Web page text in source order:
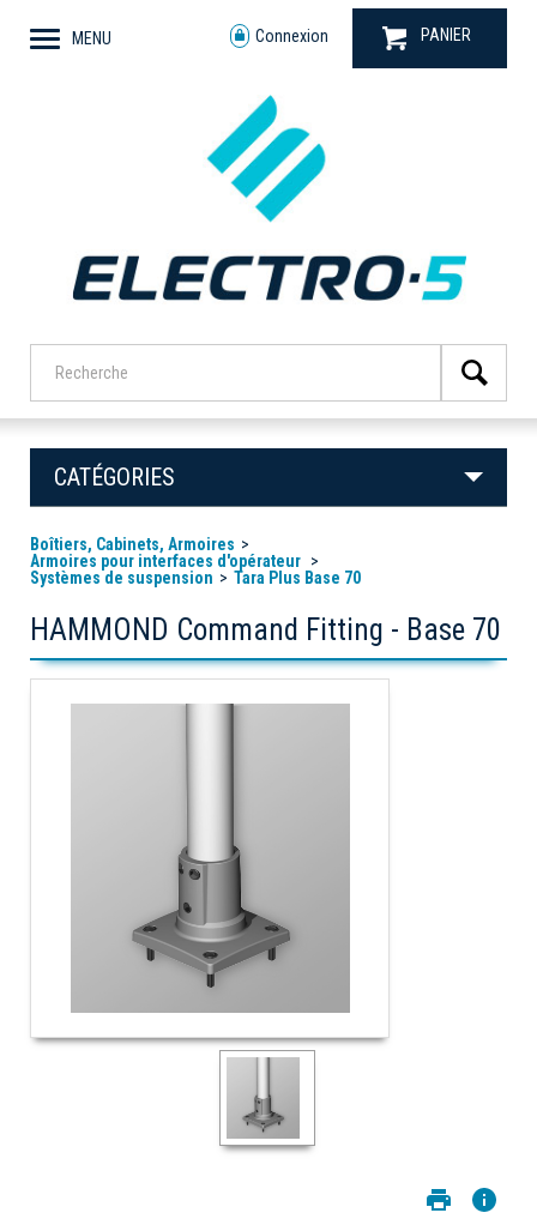
MENU Connexion PANIER
CATÉGORIES
Boîtiers, Cabinets, Armoires
Armoires pour interfaces d'opérateur
Systèmes de suspension
Tara Plus Base 70
HAMMOND Command Fitting - Base 70